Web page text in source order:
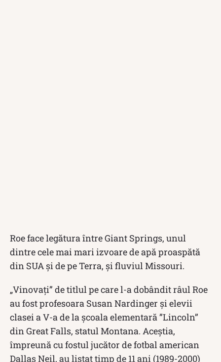
Roe face legătura între Giant Springs, unul
dintre cele mai mari izvoare de apă proaspătă
din SUA și de pe Terra, și fluviul Missouri.
„Vinovați” de titlul pe care l-a dobândit râul Roe
au fost profesoara Susan Nardinger și elevii
clasei a V-a de la școala elementară ”Lincoln”
din Great Falls, statul Montana. Aceștia,
împreună cu fostul jucător de fotbal american
Dallas Neil, au listat timp de 11 ani (1989-2000)